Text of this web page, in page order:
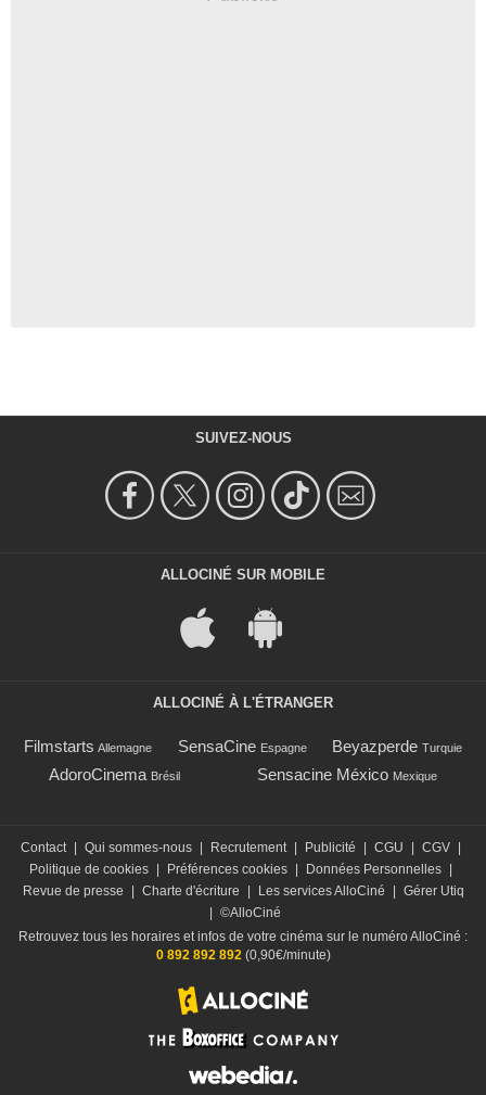
SUIVEZ-NOUS
ALLOCINÉ SUR MOBILE
ALLOCINÉ À L'ÉTRANGER
Filmstarts Allemagne SensaCine Espagne Beyazperde Turquie
AdoroCinema Brésil Sensacine México Mexique
Contact Qui sommes-nous Recrutement Publicité CGU CGV
Politique de cookies
Préférences cookies Données Personnelles
Revue de presse
Charte d'écriture Les services AlloCiné
Gérer Utiq
©AlloCiné
Retrouvez tous les horaires et infos de votre cinéma sur le numéro AlloCiné :
0 892 892 892(0,90€/minute)